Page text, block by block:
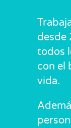
desde
todos
con el
vida.